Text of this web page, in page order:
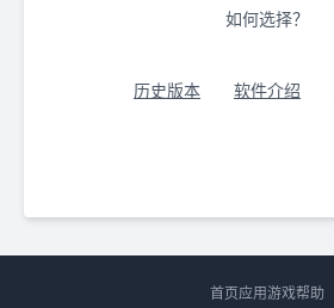
如何选择？
历史版本 软件介绍
首页应用游戏帮助